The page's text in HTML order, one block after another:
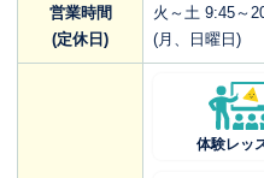
営業時間
(定休日)
火～土 9:45～
(月、日曜日)
体験レッ